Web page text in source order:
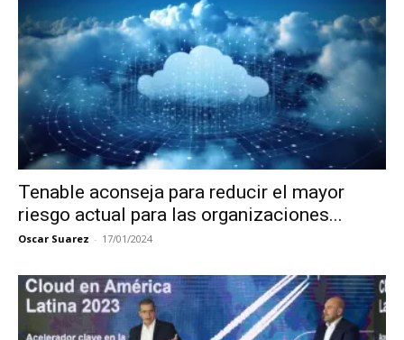
Tenable aconseja para reducir el mayor
riesgo actual para las organizaciones...
Oscar Suarez - 17/01/2024